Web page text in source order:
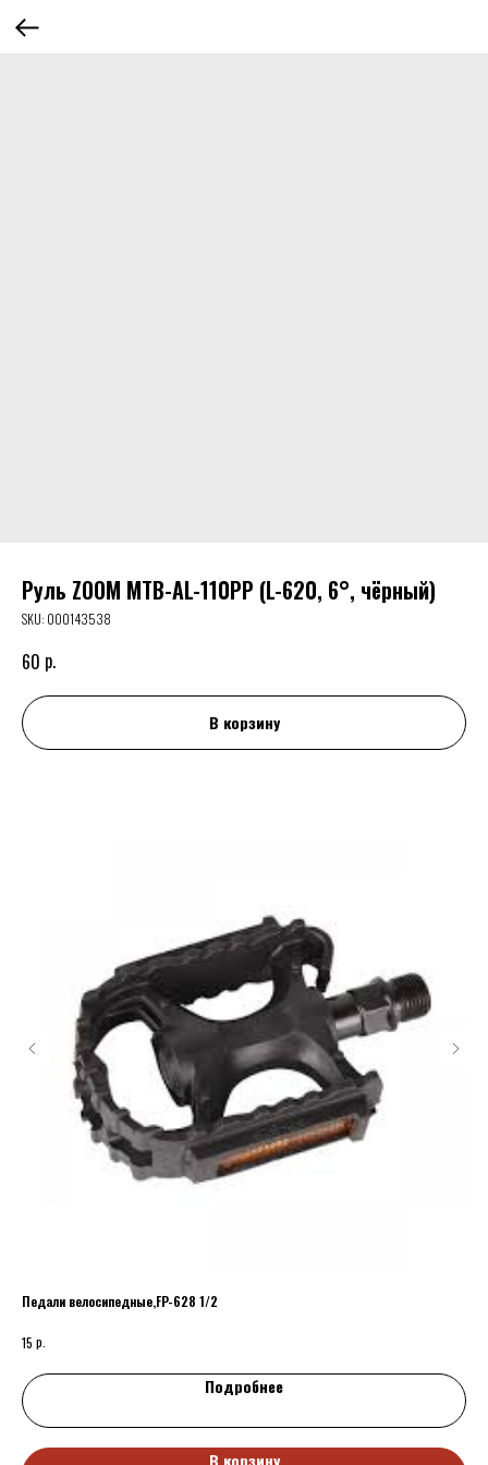
Руль ZOOM МТВ-AL-110PP (L-620, 6°, чёрный)
SKU: 000143538
60 р.
В корзину
Педали велосипедные,FP-628 1/2
15 р.
Подробнее